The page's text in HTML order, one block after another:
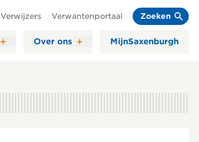
Over ons MijnSaxenburgh
Verwijzers Verwantenportaal Zoeken